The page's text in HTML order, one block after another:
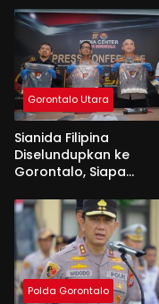
Gorontalo Utara
Sianida Filipina
Diselundupkan ke
Gorontalo, Siapa
Polda Gorontalo